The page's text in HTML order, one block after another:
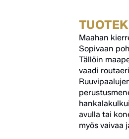
Maahan
Sopivaan
Tällöin
vaadi
avulla tai
myös vaivaa